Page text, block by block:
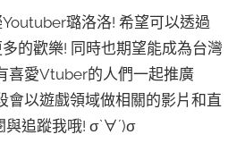
璐洛洛! 希望可以透過
的歡樂! 同時也期望能成為台灣
喜愛Vtuber的人們一起推廣
會以遊戲領域做相關的影片和直
與追蹤我哦! σ`∀´)σ